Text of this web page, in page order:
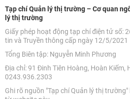
Tạp chí Quản lý thị trường – Cơ quan
lý thị trường
Giấy phép hoạt động tạp chí điện tử số:
tin và Truyền thông cấp ngày 12/5/2021
Tổng Biên tập: Nguyễn Minh Phương
Địa chỉ: 91 Đinh Tiên Hoàng, Hoàn Kiếm,
0243.936.2303
Ghi rõ nguồn "Tạp chí Quản lý thị